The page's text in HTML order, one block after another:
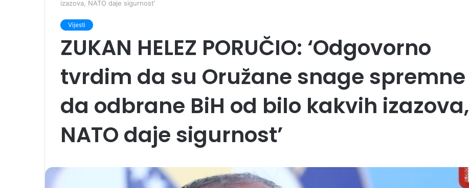
izazova, NATO daje sigurnost’
Vijesti
ZUKAN HELEZ PORUČIO: ‘Odgovorno
tvrdim da su Oružane snage spremne
da odbrane BiH od bilo kakvih izazova,
NATO daje sigurnost’